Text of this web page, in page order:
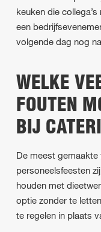
keuken die
een
volgende dag nog
WELKE
FOUTEN
BIJ
De meest
personeelsfeesten
houden met
optie zonder te
te regelen in plaats